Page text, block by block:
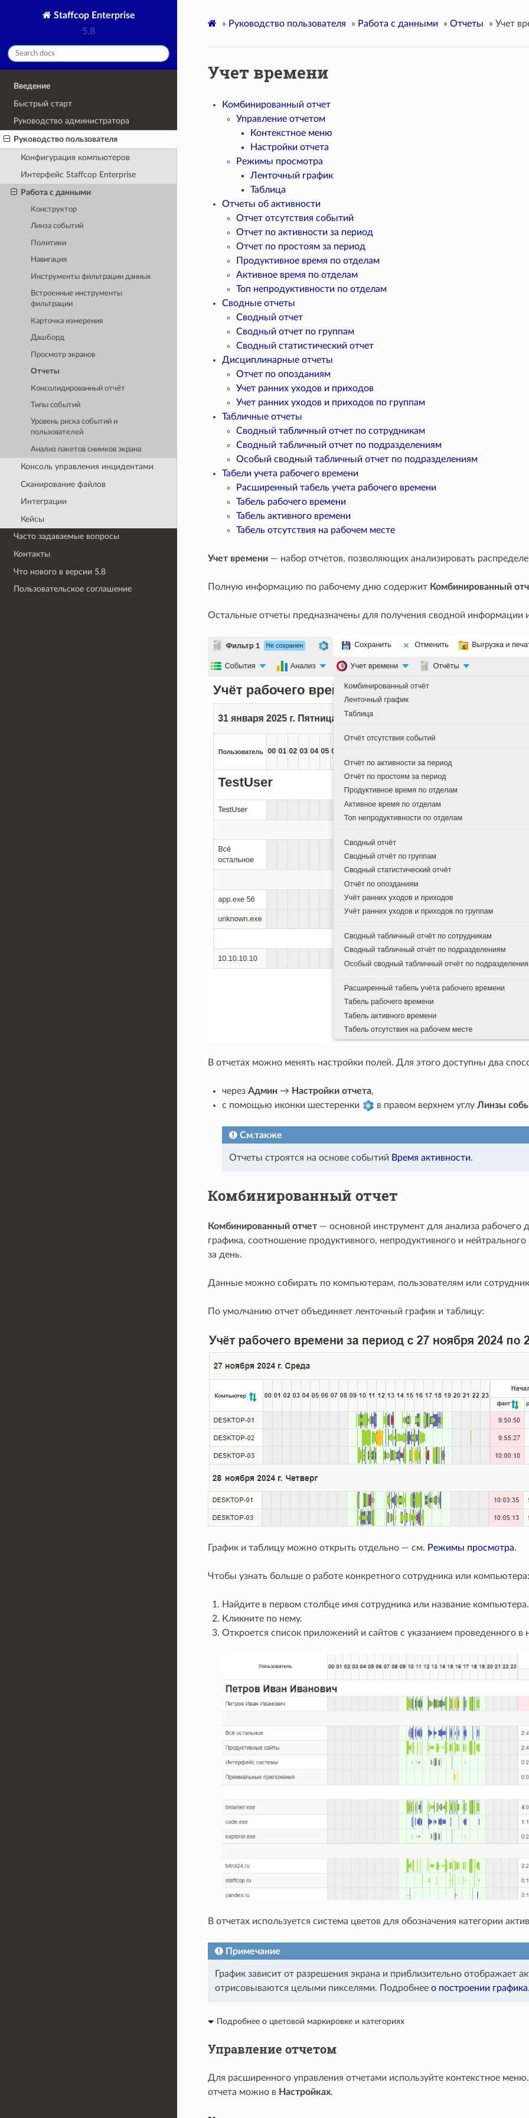
Staffcop Enterprise
5.8
Введение
Быстрый старт
Руководство администратора
Руководство пользователя
Конфигурация компьютеров
Интерфейс Staffcop Enterprise
Работа с данными
Конструктор
Линза событий
Политики
Навигация
Инструменты фильтрации данных
Встроенные инструменты
фильтрации
Карточка измерения
Дашборд
Просмотр экранов
Отчеты
Консолидированный отчёт
Типы событий
Уровень риска событий и
пользователей
Анализ пакетов снимков экрана
Консоль управления инцидентами
Сканирование файлов
Интеграции
Кейсы
Часто задаваемые вопросы
Контакты
Что нового в версии 5.8
Пользовательское соглашение
» Руководство пользователя » Работа с данными » Отчеты » Учет
Учет времени
Комбинированный отчет
Управление отчетом
Контекстное меню
Настройки отчета
Режимы просмотра
Ленточный график
Таблица
Отчеты об активности
Отчет отсутствия событий
Отчет по активности за период
Отчет по простоям за период
Продуктивное время по отделам
Активное время по отделам
Топ непродуктивности по отделам
Сводные отчеты
Сводный отчет
Сводный отчет по группам
Сводный статистический отчет
Дисциплинарные отчеты
Отчет по опозданиям
Учет ранних уходов и приходов
Учет ранних уходов и приходов по группам
Табличные отчеты
Сводный табличный отчет по сотрудникам
Сводный табличный отчет по подразделениям
Особый сводный табличный отчет по подразделениям
Табели учета рабочего времени
Расширенный табель учета рабочего времени
Табель рабочего времени
Табель активного времени
Табель отсутствия на рабочем месте
Учет времени— набор отчетов, позволяющих анализировать
Полную информацию по рабочему дню содержит Комбинированный
Остальные отчеты предназначены для получения сводной информации
В отчетах можно менять настройки полей. Для этого доступны два
через Админ→ Настройки отчета,
с помощью иконки шестеренки
в правом верхнем углу Линзы
См.также
Отчеты строятся на основе событий Время активности.
Комбинированный отчет
Комбинированный отчет— основной инструмент для анализa рабочего
графика, соотношение продуктивного, непродуктивного и
за день.
Данные можно собирать по компьютерам, пользователям или
По умолчанию отчет объединяет ленточный график и таблицу:
График и таблицу можно открыть отдельно — см. Режимы просмотра.
Чтобы узнать больше о работе конкретного сотрудника или компьютера:
Найдите в первом столбце имя сотрудника или название компьютера.
Кликните по нему.
Откроется список приложений и сайтов с указанием проведенного в
В отчетах используется система цветов для обозначения категории
Примечание
График зависит от разрешения экрана и приблизительно отображает
отрисовываются целыми пикселями. Подробнее о построении графика
Подробнее о цветовой маркировке и категориях
Управление отчетом
Для расширенного управления отчетами используйте контекстное
отчета можно в Настройках.